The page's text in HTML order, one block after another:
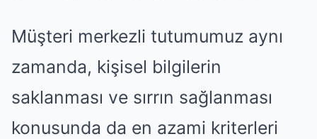
Müşteri merkezli tutumumuz aynı
zamanda, kişisel bilgilerin
saklanması ve sırrın sağlanması
konusunda da en azami kriterleri